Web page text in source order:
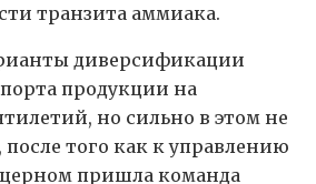
транзита аммиака.
диверсификации
продукции на
но сильно в этом не
после того как к управлению
пришла команда